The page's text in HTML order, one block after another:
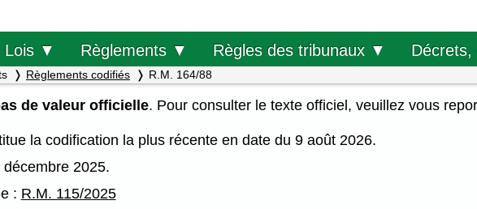
Lois ▼ Règlements ▼ Règles des tribunaux ▼
Règlements codifiés R.M. 164/88
de valeur officielle. Pour consulter le texte officiel, veuillez vous
la codification la plus récente en date du 9 août 2026.
2025.
: R.M. 115/2025